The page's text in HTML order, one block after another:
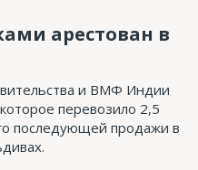
арестован в
и ВМФ Индии
перевозило 2,5
последующей продажи в